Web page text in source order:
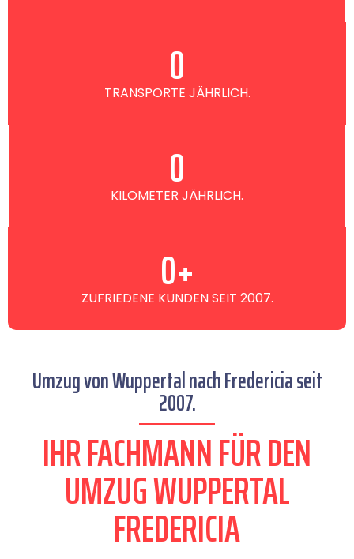
TRANSPORTE JÄHRLICH.
0
KILOMETER JÄHRLICH.
0
ZUFRIEDENE KUNDEN SEIT 2007.
0+
Umzug von Wuppertal nach Fredericia seit
2007.
IHR FACHMANN FÜR DEN
UMZUG WUPPERTAL
FREDERICIA